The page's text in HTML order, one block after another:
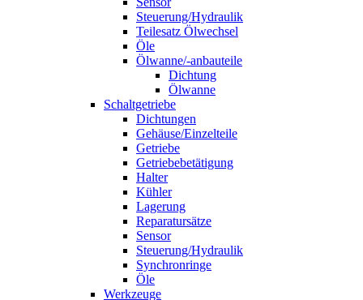
Steuerung/Hydraulik
Teilesatz Ölwechsel
Öle
Ölwanne/-anbauteile
Dichtung
Ölwanne
Schaltgetriebe
Dichtungen
Gehäuse/Einzelteile
Getriebe
Getriebebetätigung
Halter
Kühler
Lagerung
Reparatursätze
Sensor
Steuerung/Hydraulik
Synchronringe
Öle
Werkzeuge